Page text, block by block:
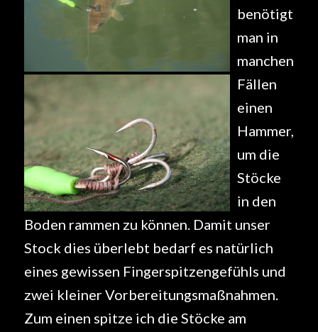
benötigt
man in
manchen
Fällen
einen
Hammer,
um die
Stöcke
in den
Boden rammen zu können. Damit unser
Stock dies überlebt bedarf es natürlich
eines gewissen Fingerspitzengefühls und
zwei kleiner Vorbereitungsmaßnahmen.
Zum einen spitze ich die Stöcke am